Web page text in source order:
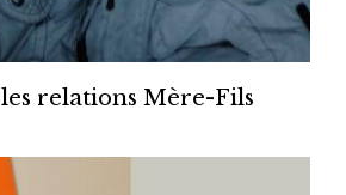
les relations Mère-Fils